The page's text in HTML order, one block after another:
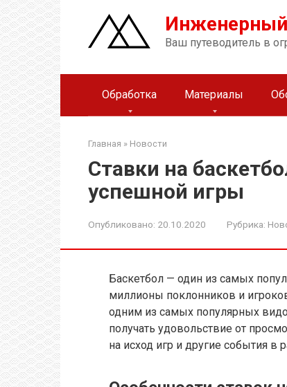
Перейти
к
контенту
Инженерный
Ваш путеводитель в
Обработка Материалы
Главная » Новости
Ставки на
успешной игры
Опубликовано: 20.10.2020 Рубрика:
Баскетбол — один из самых
миллионы поклонников и
одним из самых популярных
получать удовольствие от
на исход игр и другие события в